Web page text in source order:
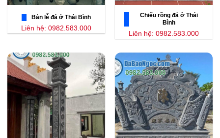
Bàn lễ đá ở Thái Bình
Liên hệ: 0982.583.000
Chiếu rồng đá ở Thái
Bình
Liên hệ: 0982.583.000